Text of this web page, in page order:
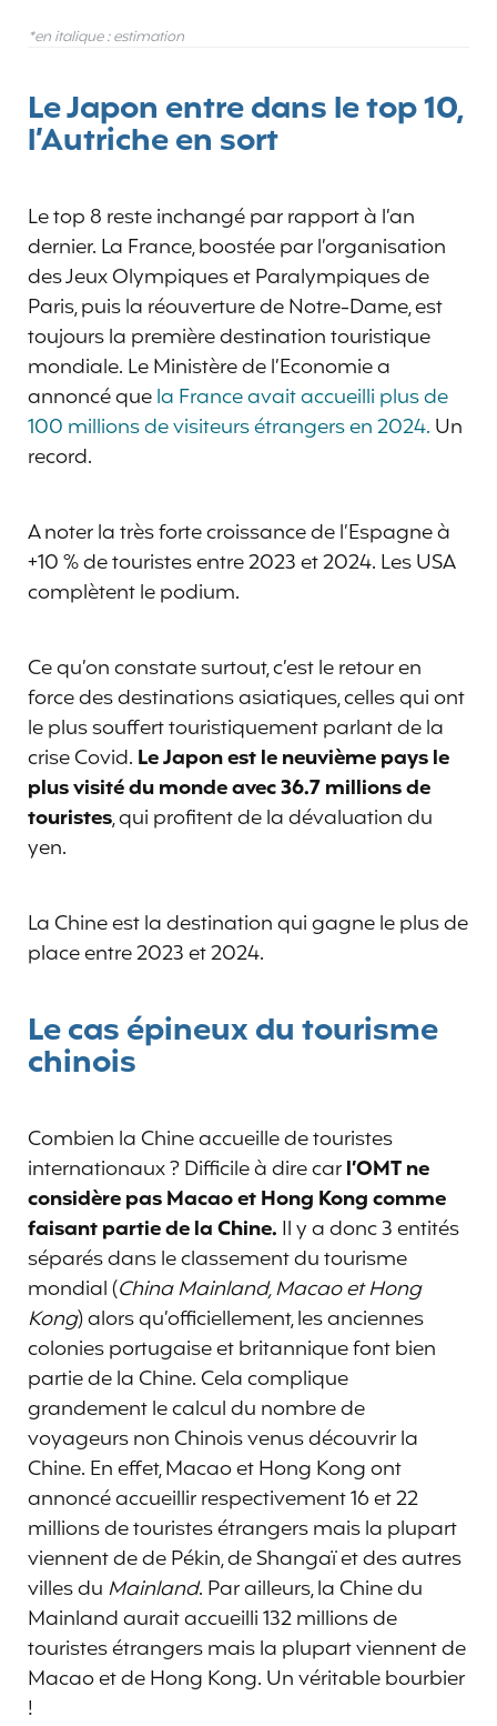
*en italique : estimation
Le Japon entre dans le top 10,
l’Autriche en sort
Le top 8 reste inchangé par rapport à l’an
dernier. La France, boostée par l’organisation
des Jeux Olympiques et Paralympiques de
Paris, puis la réouverture de Notre-Dame, est
toujours la première destination touristique
mondiale. Le Ministère de l’Economie a
annoncé quela France avait accueilli plus de
100 millions de visiteurs étrangers en 2024. Un
record.
A noter la très forte croissance de l’Espagne à
+10 % de touristes entre 2023 et 2024. Les USA
complètent le podium.
Ce qu’on constate surtout, c’est le retour en
force des destinations asiatiques, celles qui ont
le plus souffert touristiquement parlant de la
crise Covid. Le Japon est le neuvième pays le
plus visité du monde avec 36.7 millions de
touristes, qui profitent de la dévaluation du
yen.
La Chine est la destination qui gagne le plus de
place entre 2023 et 2024.
Le cas épineux du tourisme
chinois
Combien la Chine accueille de touristes
internationaux ? Difficile à dire carl’OMT ne
considère pas Macao et Hong Kong comme
faisant partie de la Chine. Il y a donc 3 entités
séparés dans le classement du tourisme
mondial (China Mainland, Macao et Hong
Kong) alors qu’officiellement, les anciennes
colonies portugaise et britannique font bien
partie de la Chine. Cela complique
grandement le calcul du nombre de
voyageurs non Chinois venus découvrir la
Chine. En effet, Macao et Hong Kong ont
annoncé accueillir respectivement 16 et 22
millions de touristes étrangers mais la plupart
viennent de de Pékin, de Shangaï et des autres
villes du Mainland. Par ailleurs, la Chine du
Mainland aurait accueilli 132 millions de
touristes étrangers mais la plupart viennent de
Macao et de Hong Kong. Un véritable bourbier
!